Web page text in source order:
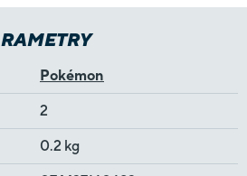
Pokémon
2
0.2 kg